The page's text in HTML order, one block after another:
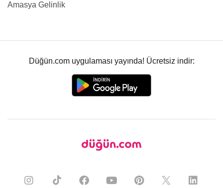
Amasya Gelinlik
Düğün.com uygulaması yayında! Ücretsiz indir: